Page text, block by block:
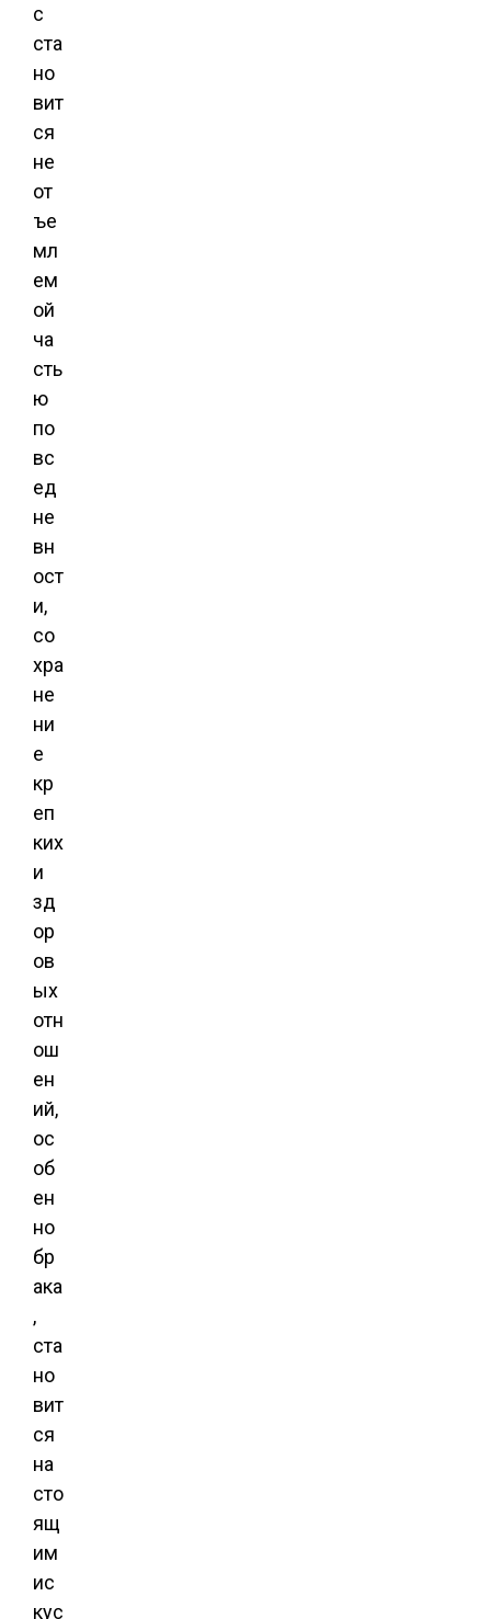
с
ста
но
вит
ся
не
от
ъе
мл
ем
ой
ча
сть
ю
по
вс
ед
не
вн
ост
и,
со
хра
не
ни
е
кр
еп
ких
и
зд
ор
ов
ых
отн
ош
ен
ий,
ос
об
ен
но
бр
ака
,
ста
но
вит
ся
на
сто
ящ
им
ис
кус